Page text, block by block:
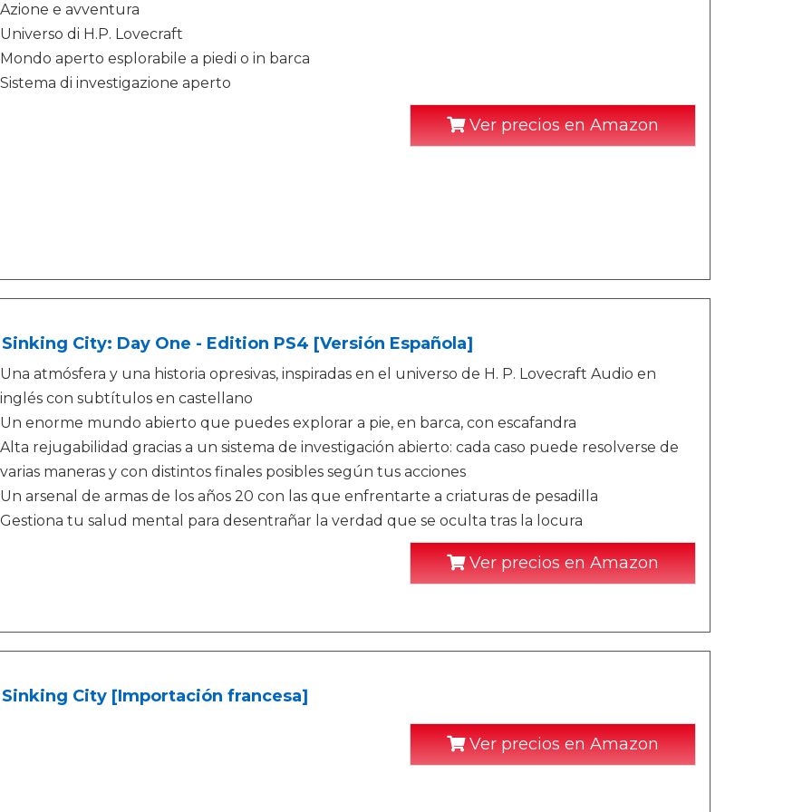
Azione e avventura
Universo di H.P. Lovecraft
Mondo aperto esplorabile a piedi o in barca
Sistema di investigazione aperto
Ver precios en Amazon
City: Day One - Edition PS4 [Versión Española]
Una atmósfera y una historia opresivas, inspiradas en el universo de H. P. Lovecraft Audio en
inglés con subtítulos en castellano
Un enorme mundo abierto que puedes explorar a pie, en barca, con escafandra
Alta rejugabilidad gracias a un sistema de investigación abierto: cada caso puede resolverse de
varias maneras y con distintos finales posibles según tus acciones
Un arsenal de armas de los años 20 con las que enfrentarte a criaturas de pesadilla
Gestiona tu salud mental para desentrañar la verdad que se oculta tras la locura
Ver precios en Amazon
City [Importación francesa]
Ver precios en Amazon